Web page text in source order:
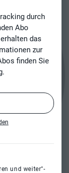
durch
Abo
das
zur
finden Sie
.
und weiter"-